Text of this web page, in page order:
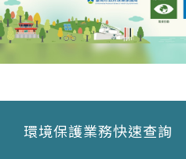
環境保護業務快速查詢